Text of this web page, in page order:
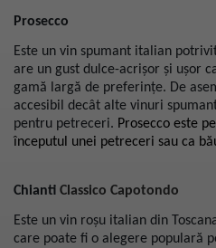
Prosecco
Este un vin spumant italian
are un gust dulce-acrișor și ușor
gamă largă de preferințe. De
accesibil decât alte vinuri
pentru petreceri. Prosecco este
începutul unei petreceri sau ca
Chianti Classico Capotondo
Este un vin roșu italian din
care poate fi o alegere populară